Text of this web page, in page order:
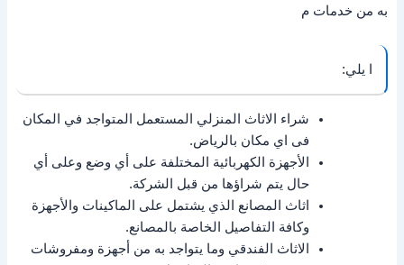
به من خدمات م
ا يلي:
شراء الاثاث المنزلي المستعمل المتواجد في المكان
فى اي مكان بالرياض.
الأجهزة الكهربائية المختلفة على أي وضع وعلى أي
حال يتم شراؤها من قبل الشركة.
اثاث المصانع الذي يشتمل على الماكينات والأجهزة
وكافة التفاصيل الخاصة بالمصانع.
الاثاث الفندقي وما يتواجد به من أجهزة ومفروشات